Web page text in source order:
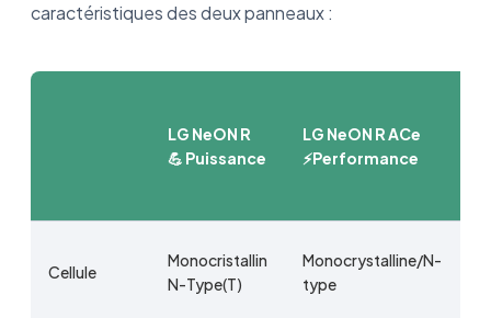
caractéristiques des deux panneaux :
LG NeON R
💪 Puissance
LG NeON R ACe
⚡️Performance
Cellule
Monocristallin
N-Type(T)
Monocrystalline/N-
type